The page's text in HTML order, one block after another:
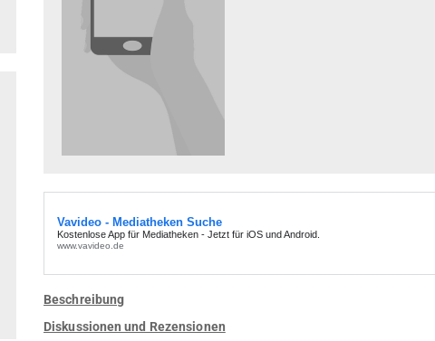
Beschreibung
Diskussionen und Rezensionen